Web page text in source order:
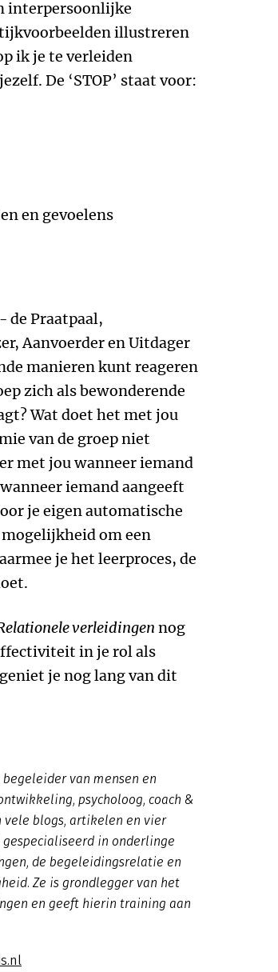
interpersoonlijke
illustreren
ik je te verleiden
De ‘STOP’ staat voor:
en gevoelens
de Praatpaal,
Aanvoerder en Uitdager
manieren kunt reageren
zich als bewonderende
Wat doet het met jou
van de groep niet
met jou wanneer iemand
iemand aangeeft
je eigen automatische
om een
je het leerproces, de
verleidingen nog
in je rol als
je nog lang van dit
van mensen en
psycholoog, coach &
blogs, artikelen en vier
gespecialiseerd in onderlinge
de begeleidingsrelatie en
Ze is grondlegger van het
en geeft hierin training aan